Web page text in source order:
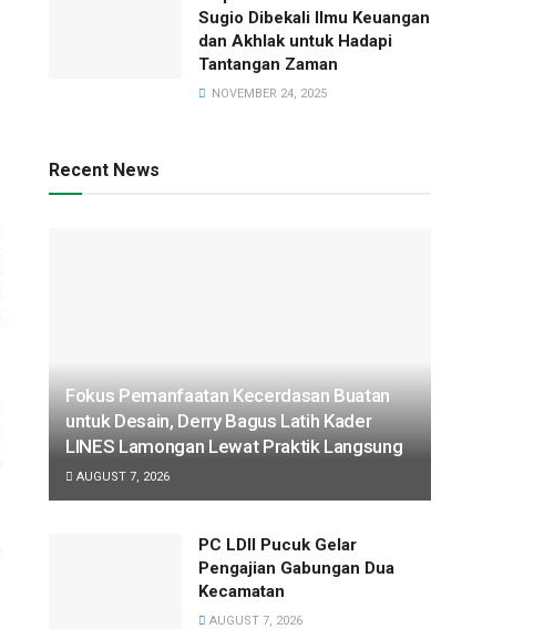
Sugio Dibekali Ilmu Keuangan
dan Akhlak untuk Hadapi
Tantangan Zaman
NOVEMBER 24, 2025
Recent News
Fokus Pemanfaatan Kecerdasan Buatan
untuk Desain, Derry Bagus Latih Kader
LINES Lamongan Lewat Praktik Langsung
AUGUST 7, 2026
PC LDII Pucuk Gelar
Pengajian Gabungan Dua
Kecamatan
AUGUST 7, 2026